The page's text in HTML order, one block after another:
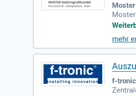
rie,
mehr
f-